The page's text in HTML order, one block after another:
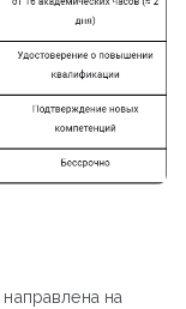
направлена на